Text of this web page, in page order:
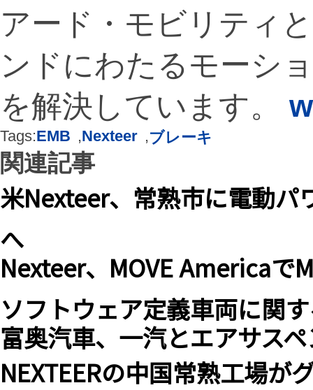
アード・モビリティ
ンドにわたるモーシ
を解決しています。
Tags:EMB ,Nexteer ,ブレーキ
関連記事
米Nexteer、常熟市に電動パ
へ
Nexteer、MOVE America
ソフトウェア定義車両に関
富奥汽車、一汽とエアサス
NEXTEERの中国常熟工場が